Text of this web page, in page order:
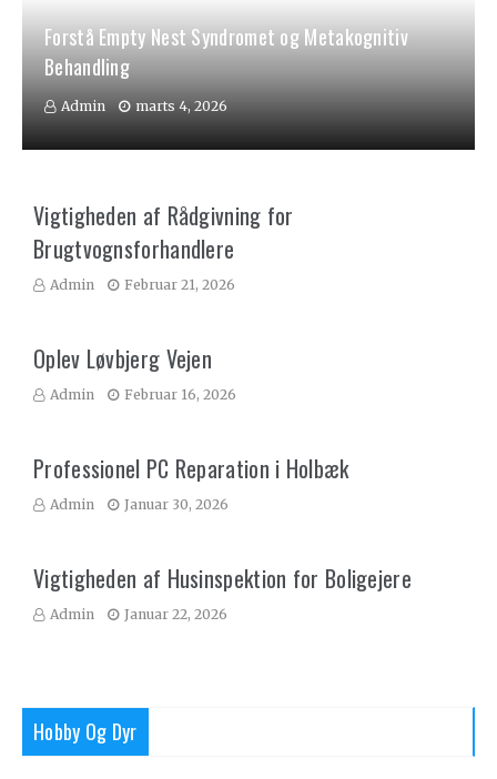
Forstå Empty Nest Syndromet og Metakognitiv
Behandling
Admin marts 4, 2026
Vigtigheden af Rådgivning for
Brugtvognsforhandlere
Admin Februar 21, 2026
Oplev Løvbjerg Vejen
Admin Februar 16, 2026
Professionel PC Reparation i Holbæk
Admin Januar 30, 2026
Vigtigheden af Husinspektion for Boligejere
Admin Januar 22, 2026
Hobby Og Dyr